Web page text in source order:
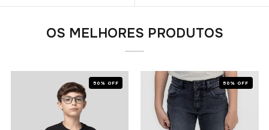
OS MELHORES PRODUTOS
50% OFF 50% OFF